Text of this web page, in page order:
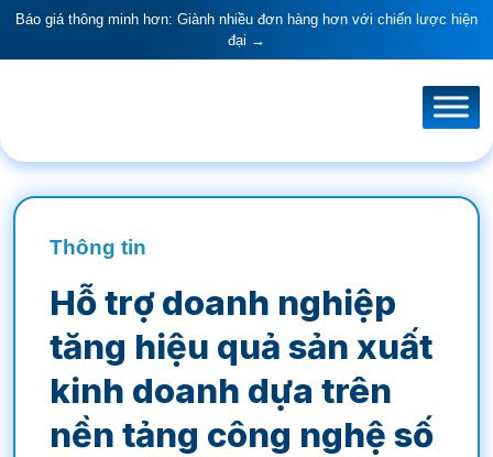
Báo giá thông minh hơn: Giành nhiều đơn hàng hơn với chiến lược hiện
đại →
Thông tin
Hỗ trợ doanh nghiệp
tăng hiệu quả sản xuất
kinh doanh dựa trên
nền tảng công nghệ số